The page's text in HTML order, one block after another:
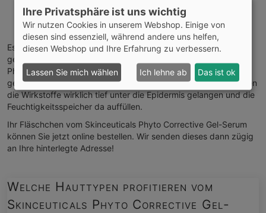
Hals
Dekolleté
andere trockene Körperstellen
Es zieht innerhalb weniger Minuten ein und hinterlässt eine
geschmeidige Hautoberfläche. Tragen Sie das Skinceuticals
Phyto Corrective Gel-Serum immer nur auf das gründlich
gereinigte Gesicht (oder andere Hautpartien) auf. Nur so können
die Wirkstoffe wirklich tief unter die Epidermis gelangen und die
Feuchtigkeitsspeicher da auffüllen.
Ihr Fläschchen vom Skinceuticals Phyto Corrective Gel-Serum
können Sie jetzt online bestellen. Wir senden dieses dann zügig
an Ihre hinterlegte Adresse!
Welche Hauttypen profitieren vom
Skinceuticals Phyto Corrective Gel-
Ihre Privatsphäre ist uns wichtig
Wir nutzen Cookies in unserem Webshop. Einige von
diesen sind essenziell, während andere uns helfen,
diesen Webshop und Ihre Erfahrung zu verbessern.
Lassen Sie mich wählen Ich lehne ab Das ist ok